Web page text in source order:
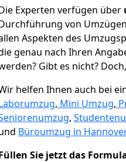
Experten verfügen über
von
Aspekten des
genau nach Ihren
Gibt es nicht?
helfen Ihnen auch bei
, Mini Umzug,
,
Büroumzug in
Sie jetzt das